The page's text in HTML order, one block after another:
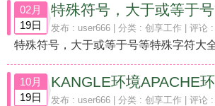
02月
19日
发布 : user666 | 分类 : 创享工作 | 评论
特殊符号，大于或等于号等特殊字符大
10月
19日
发布 : user666 | 分类 : 创享工作 | 评论